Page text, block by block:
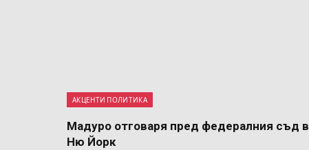
АКЦЕНТИ ПОЛИТИКА
Мадуро отговаря пред федералния съд в
Ню Йорк